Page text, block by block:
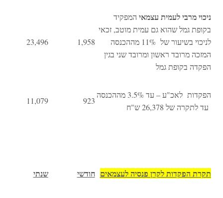
ניכוי מרבי לעמית עצמאי המפקיד
בקופת גמל שהוא גם עמית מוטב, זכאי
לניכוי בשיעור של 11% מההכנסה
המזכה מרובד ראשון ומרובד שני בגין
הפקדה בקופת גמל
1,958
23,496
הפקדות לאכ"ע – עד 3.5% מההכנסה
עד לתקרה של 26,378 ש"ח
923
11,079
תקרת הפקדות לקרן פנסיה לעצמאים חודשי שנתי